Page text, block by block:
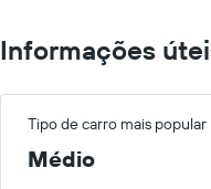
Informações
Tipo de carro mais popular
Médio